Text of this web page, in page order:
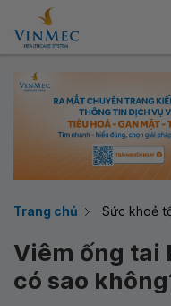
Trang chủ Sức khoẻ
Viêm ống tai
có sao